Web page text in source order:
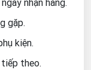
nhận hàng.
gặp.
kiện.
tiếp theo.